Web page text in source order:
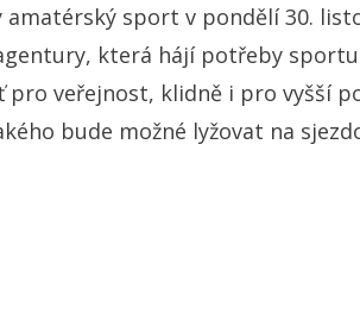
sport v pondělí 30.
která hájí potřeby
veřejnost, klidně i pro vyšší
bude možné lyžovat na